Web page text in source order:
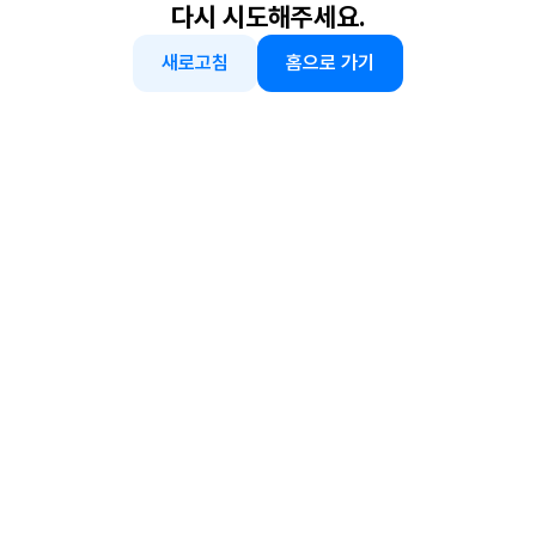
다시 시도해주세요.
새로고침 홈으로 가기